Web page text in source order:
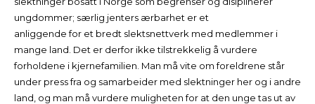
ungdommer; særlig jenters ærbarhet er et
anliggende for et bredt slektsnettverk med medlemmer i
mange land. Det er derfor ikke tilstrekkelig å vurdere
forholdene i kjernefamilien. Man må vite om foreldrene står
under press fra og samarbeider med slektninger her og i andre
land, og man må vurdere muligheten for at den unge tas ut av